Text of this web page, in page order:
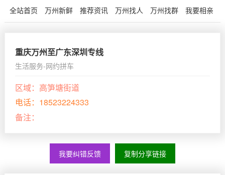
全站首页 万州新鲜 推荐资讯 万州找人 万州找群 我要相亲
重庆万州至广东深圳专线
生活服务-网约拼车
区域： 高笋塘街道
电话： 18523224333
备注：
我要纠错反馈 复制分享链接